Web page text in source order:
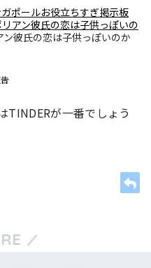
ポールお役立ちすぎ掲示板
アン彼氏の恋は子供っぽいの
彼氏の恋は子供っぽいのか
TINDERが一番でしょう